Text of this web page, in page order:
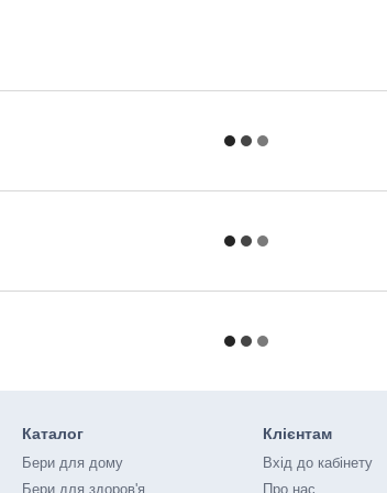
Каталог
Бери для дому
Бери для здоров'я
Клієнтам
Вхід до кабінету
Про нас